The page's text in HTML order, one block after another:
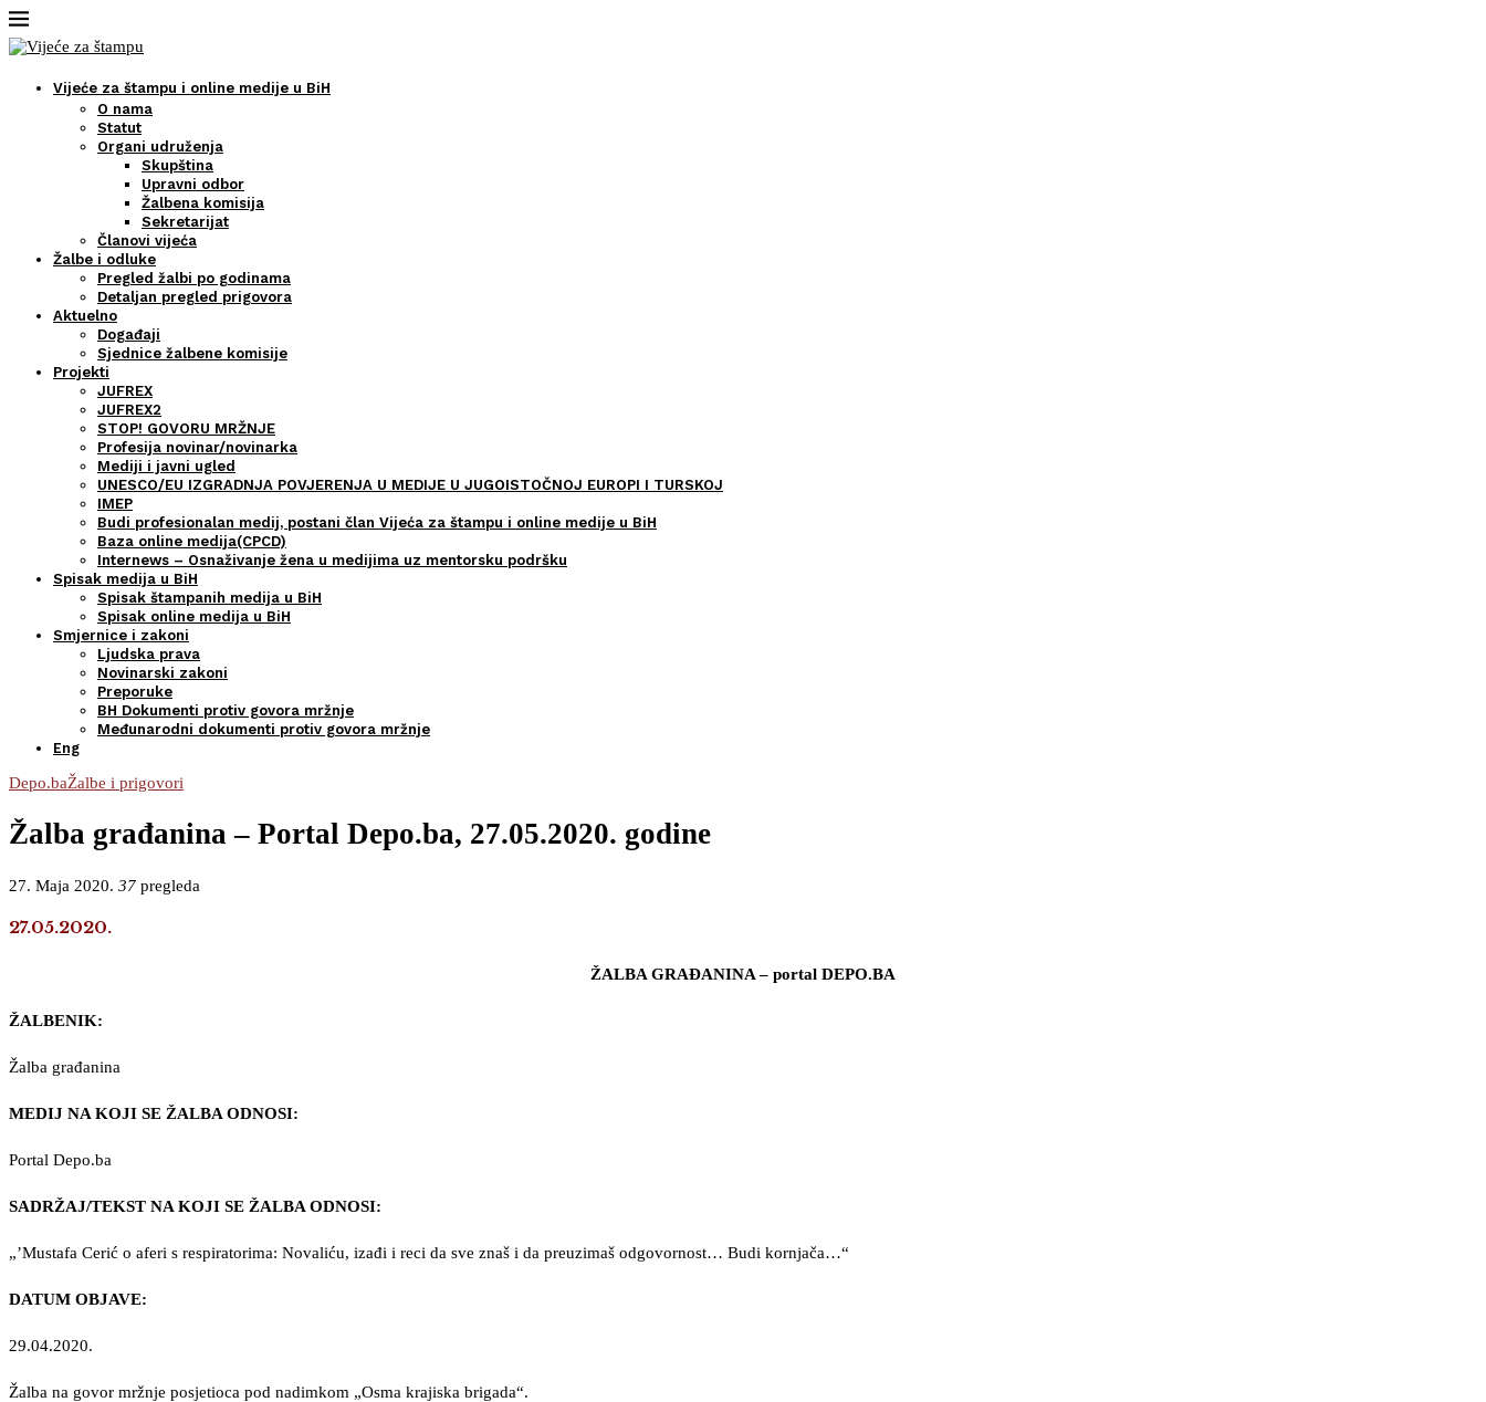
Vijeće za štampu i online medije u BiH
O nama
Statut
Organi udruženja
Skupština
Upravni odbor
Žalbena komisija
Sekretarijat
Članovi vijeća
Žalbe i odluke
Pregled žalbi po godinama
Detaljan pregled prigovora
Aktuelno
Događaji
Sjednice žalbene komisije
Projekti
JUFREX
JUFREX2
STOP! GOVORU MRŽNJE
Profesija novinar/novinarka
Mediji i javni ugled
UNESCO/EU IZGRADNJA POVJERENJA U MEDIJE U JUGOISTOČNOJ EUROPI I TURSKOJ
IMEP
Budi profesionalan medij, postani član Vijeća za štampu i online medije u BiH
Baza online medija(CPCD)
Internews – Osnaživanje žena u medijima uz mentorsku podršku
Spisak medija u BiH
Spisak štampanih medija u BiH
Spisak online medija u BiH
Smjernice i zakoni
Ljudska prava
Novinarski zakoni
Preporuke
BH Dokumenti protiv govora mržnje
Međunarodni dokumenti protiv govora mržnje
Eng
Depo.baŽalbe i prigovori
Žalba građanina – Portal Depo.ba, 27.05.2020. godine
27. Maja 2020. 37 pregleda
27.05.2020.
ŽALBA GRAĐANINA – portal DEPO.BA
ŽALBENIK:
Žalba građanina
MEDIJ NA KOJI SE ŽALBA ODNOSI:
Portal Depo.ba
SADRŽAJ/TEKST NA KOJI SE ŽALBA ODNOSI:
„’Mustafa Cerić o aferi s respiratorima: Novaliću, izađi i reci da sve znaš i da preuzimaš odgovornost… Budi kornjača…“
DATUM OBJAVE:
29.04.2020.
Žalba na govor mržnje posjetioca pod nadimkom „Osma krajiska brigada“.